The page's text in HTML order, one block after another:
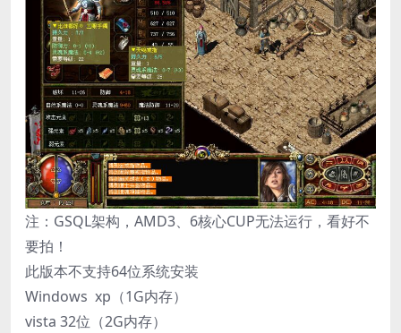
注：GSQL架构，AMD3、6核心CUP无法运行，看好不
要拍！
此版本不支持64位系统安装
Windows xp（1G内存）
vista 32位（2G内存）